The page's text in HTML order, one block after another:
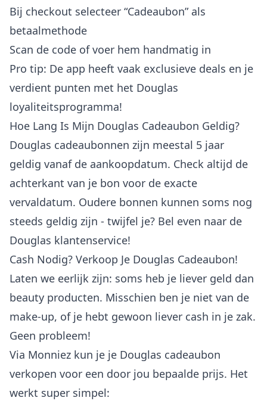
Bij checkout selecteer “Cadeaubon” als
betaalmethode
Scan de code of voer hem handmatig in
Pro tip: De app heeft vaak exclusieve deals en je
verdient punten met het Douglas
loyaliteitsprogramma!
Hoe Lang Is Mijn Douglas Cadeaubon Geldig?
Douglas cadeaubonnen zijn meestal 5 jaar
geldig vanaf de aankoopdatum. Check altijd de
achterkant van je bon voor de exacte
vervaldatum. Oudere bonnen kunnen soms nog
steeds geldig zijn - twijfel je? Bel even naar de
Douglas klantenservice!
Cash Nodig? Verkoop Je Douglas Cadeaubon!
Laten we eerlijk zijn: soms heb je liever geld dan
beauty producten. Misschien ben je niet van de
make-up, of je hebt gewoon liever cash in je zak.
Geen probleem!
Via Monniez kun je je Douglas cadeaubon
verkopen voor een door jou bepaalde prijs. Het
werkt super simpel: